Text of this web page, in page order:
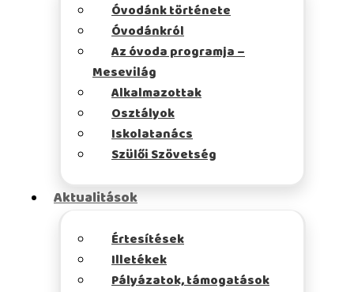
Óvodánk története
Óvodánkról
Az óvoda programja –
Mesevilág
Alkalmazottak
Osztályok
Iskolatanács
Szülői Szövetség
Aktualitások
Értesítések
Illetékek
Pályázatok, támogatások